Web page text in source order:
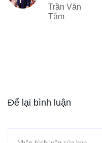
Trần Văn
Tâm
Để lại bình luận